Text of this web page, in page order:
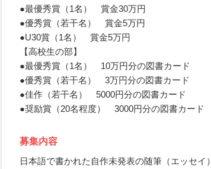
●最優秀賞（1名） 賞金30万円
●優秀賞（若干名） 賞金5万円
●U30賞（1名） 賞金5万円
【高校生の部】
●最優秀賞（1名） 10万円分の図書カード
●優秀賞（若干名） 3万円分の図書カード
●佳作（若干名） 5000円分の図書カード
●奨励賞（20名程度） 3000円分の図書カード
募集内容
日本語で書かれた自作未発表の随筆（エッセイ）